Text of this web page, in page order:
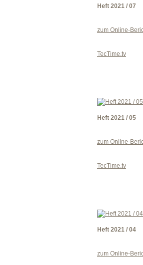
Heft 2021 / 07
zum Online-
TecTime.tv
Heft 2021 / 05
zum Online-
TecTime.tv
Heft 2021 / 04
zum Online-